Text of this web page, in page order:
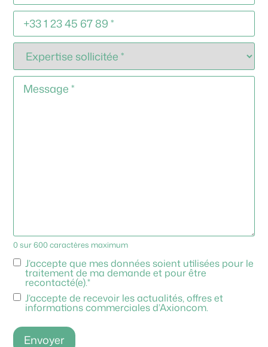
Téléphone*
Sans
titre*
Commentaires*
0 sur 600 caractères maximum
RGPD*
J’accepte que mes données soient utilisées pour le
traitement de ma demande et pour être
recontacté(e).*
Newsletter
J’accepte de recevoir les actualités, offres et
informations commerciales d’Axioncom.